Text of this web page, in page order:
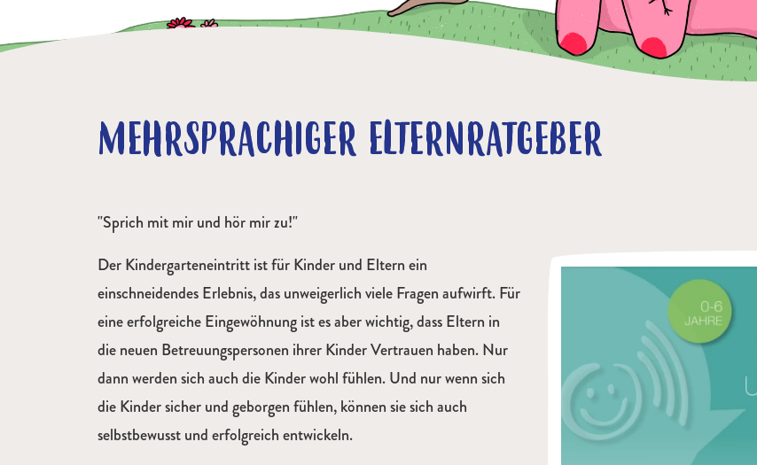
MEHRSPRACHIGER ELTERNRATGEBER
"Sprich mit mir und hör mir zu!"
Der Kindergarteneintritt ist für Kinder und Eltern ein
einschneidendes Erlebnis, das unweigerlich viele Fragen aufwirft. Für
eine erfolgreiche Eingewöhnung ist es aber wichtig, dass Eltern in
die neuen Betreuungspersonen ihrer Kinder Vertrauen haben. Nur
dann werden sich auch die Kinder wohl fühlen. Und nur wenn sich
die Kinder sicher und geborgen fühlen, können sie sich auch
selbstbewusst und erfolgreich entwickeln.